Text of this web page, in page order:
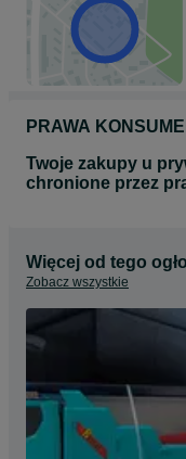
PRAWA
Twoje zakupy u
chronione przez
Więcej od tego
Zobacz wszystkie